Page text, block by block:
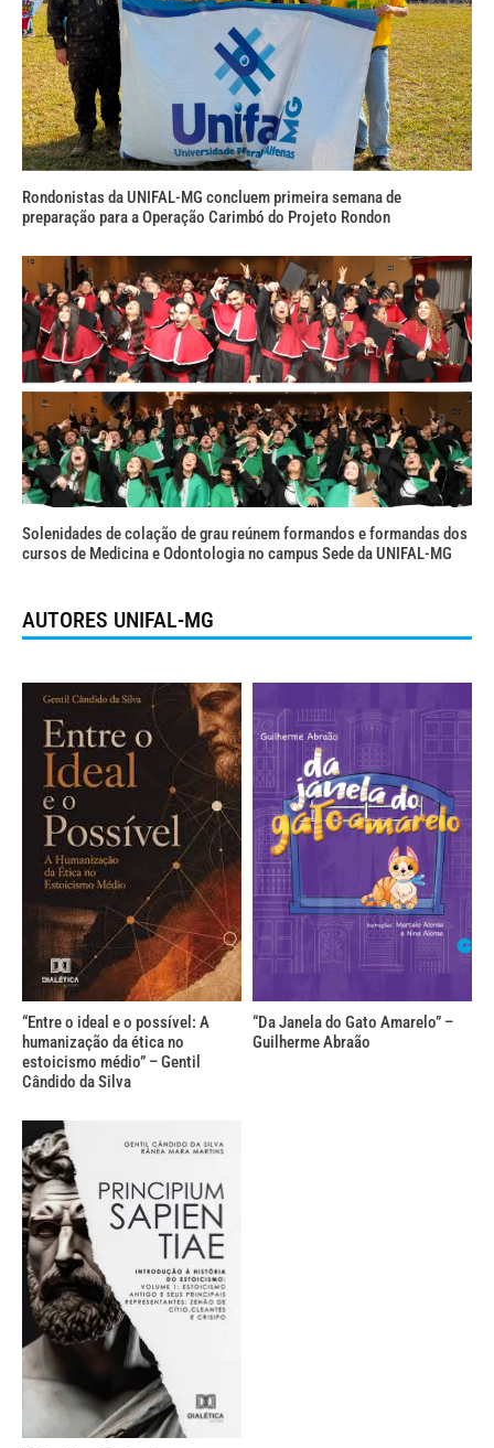
Rondonistas da UNIFAL-MG concluem primeira semana de
preparação para a Operação Carimbó do Projeto Rondon
Solenidades de colação de grau reúnem formandos e formandas dos
cursos de Medicina e Odontologia no campus Sede da UNIFAL-MG
AUTORES UNIFAL-MG
“Entre o ideal e o possível: A
humanização da ética no
estoicismo médio” – Gentil
Cândido da Silva
“Da Janela do Gato Amarelo” –
Guilherme Abraão